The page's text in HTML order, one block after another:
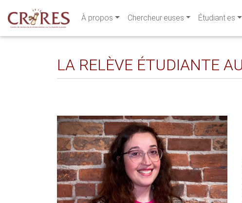
À propos Chercheur·euses Étudiant·es
LA RELÈVE ÉTUDIANTE